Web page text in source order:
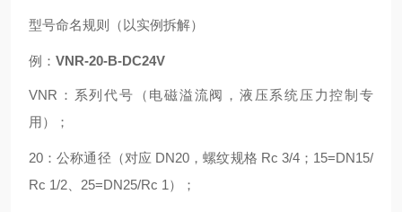
型号命名规则（以实例拆解）
例： VNR-20-B-DC24V
VNR：系列代号（电磁溢流阀，液压系统压力控制专
用）；
20：公称通径（对应 DN20，螺纹规格 Rc 3/4；15=DN15/
Rc 1/2、25=DN25/Rc 1）；